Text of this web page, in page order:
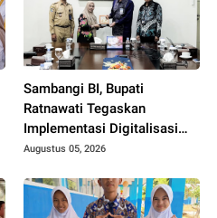
Sambangi BI, Bupati
Ratnawati Tegaskan
Implementasi Digitalisasi
Daerah
Augustus 05, 2026